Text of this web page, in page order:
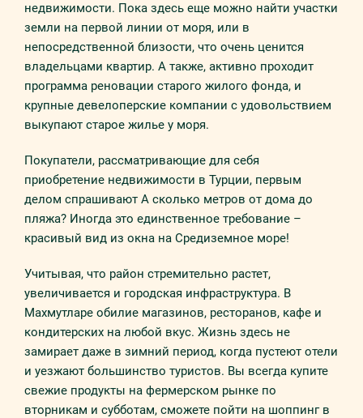
недвижимости. Пока здесь еще можно найти участки
земли на первой линии от моря, или в
непосредственной близости, что очень ценится
владельцами квартир. А также, активно проходит
программа реновации старого жилого фонда, и
крупные девелоперские компании с удовольствием
выкупают старое жилье у моря.
Покупатели, рассматривающие для себя
приобретение недвижимости в Турции, первым
делом спрашивают А сколько метров от дома до
пляжа? Иногда это единственное требование –
красивый вид из окна на Средиземное море!
Учитывая, что район стремительно растет,
увеличивается и городская инфраструктура. В
Махмутларе обилие магазинов, ресторанов, кафе и
кондитерских на любой вкус. Жизнь здесь не
замирает даже в зимний период, когда пустеют отели
и уезжают большинство туристов. Вы всегда купите
свежие продукты на фермерском рынке по
вторникам и субботам, сможете пойти на шоппинг в